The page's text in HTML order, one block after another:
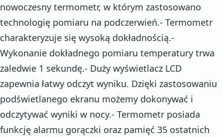
nowoczesny termometr, w którym zastosowano
technologię pomiaru na podczerwień.- Termometr
charakteryzuje się wysoką dokładnością.-
Wykonanie dokładnego pomiaru temperatury trwa
zaledwie 1 sekundę.- Duży wyświetlacz LCD
zapewnia łatwy odczyt wyniku. Dzięki zastosowaniu
podświetlanego ekranu możemy dokonywać i
odczytywać wyniki w nocy.- Termometr posiada
funkcję alarmu gorączki oraz pamięć 35 ostatnich